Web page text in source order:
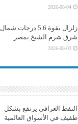
2026-08-04
زلزال بقوة 5.6 درجات شمال
شرق شرم الشيخ بمصر
2026-08-03
النفط العراقي يرتفع بشكل
طفيف في الأسواق العالمية